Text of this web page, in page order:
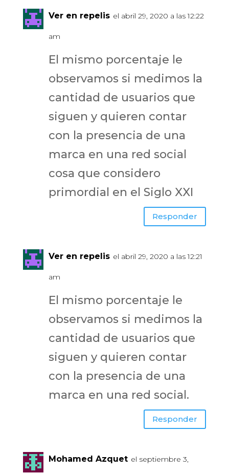
Ver en repelis el abril 29, 2020 a las 12:22
am
El mismo porcentaje le
observamos si medimos la
cantidad de usuarios que
siguen y quieren contar
con la presencia de una
marca en una red social
cosa que considero
primordial en el Siglo XXI
Responder
Ver en repelis el abril 29, 2020 a las 12:21
am
El mismo porcentaje le
observamos si medimos la
cantidad de usuarios que
siguen y quieren contar
con la presencia de una
marca en una red social.
Responder
Mohamed Azquet el septiembre 3,